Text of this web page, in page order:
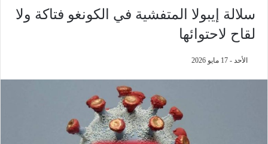
سلالة إيبولا المتفشية في الكونغو فتاكة ولا
لقاح لاحتوائها
الأحد - 17 مايو 2026